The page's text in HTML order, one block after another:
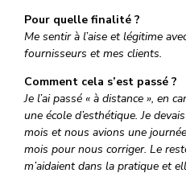
Pour quelle finalité ?
Me sentir à l’aise et légitime
fournisseurs et mes clients.
Comment cela s’est passé ?
Je l’ai passé « à distance », en
une école d’esthétique. Je
mois et nous avions une
mois pour nous corriger. Le
m’aidaient dans la pratique et